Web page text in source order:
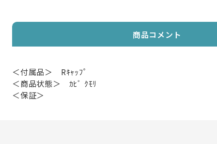
商品コメント
＜付属品＞ Rｷｬｯﾌﾟ
＜商品状態＞ ｶﾋﾞ ｸﾓﾘ
＜保証＞